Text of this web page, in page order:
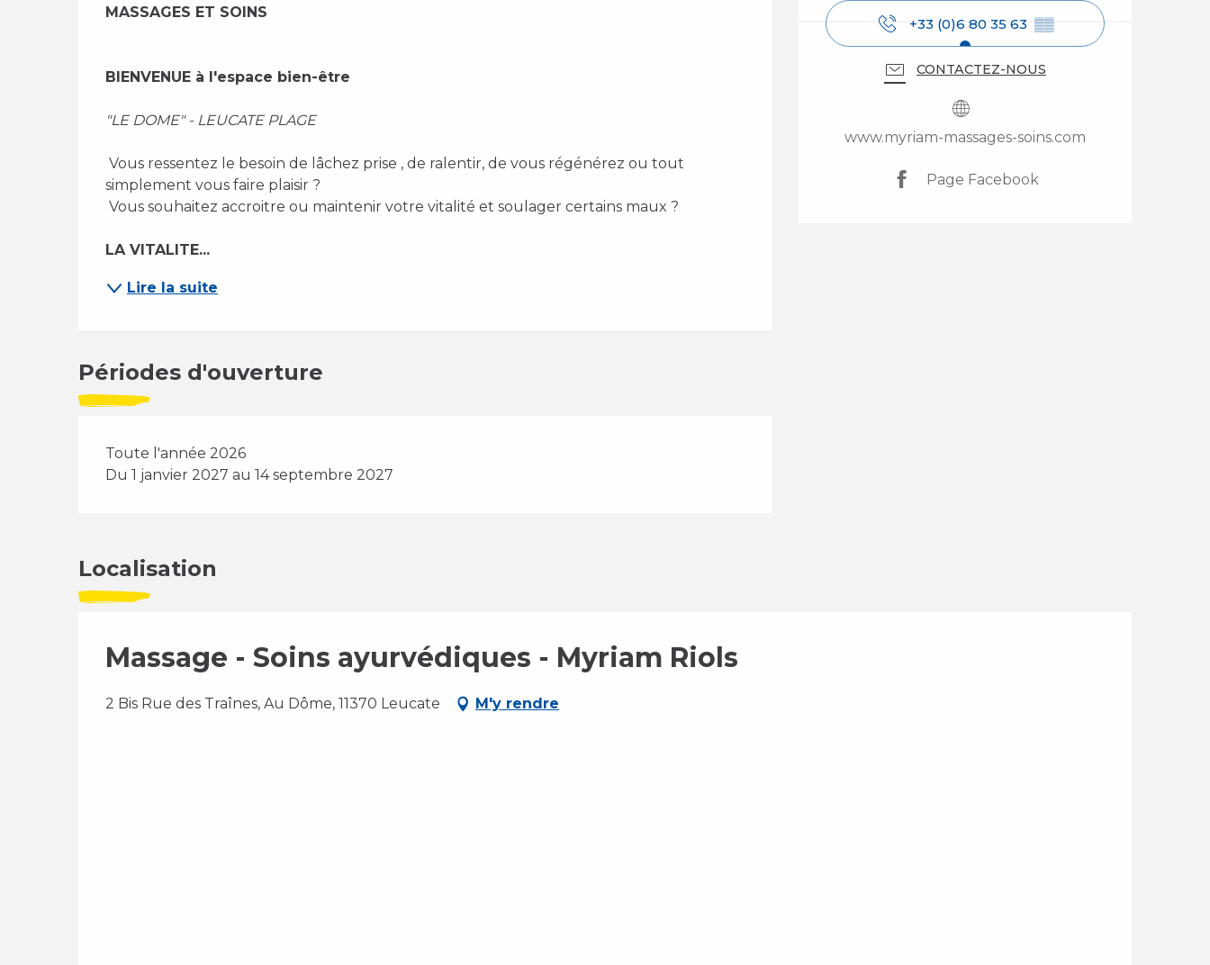
+33 (0)6 80 35 63 ▒▒
CONTACTEZ-NOUS
www.myriam-massages-soins.com
Page Facebook
MASSAGES ET SOINS
BIENVENUE à l'espace bien-être
"LE DOME" - LEUCATE PLAGE
Vous ressentez le besoin de lâchez prise , de ralentir, de vous régénérez ou tout
simplement vous faire plaisir ?
Vous souhaitez accroitre ou maintenir votre vitalité et soulager certains maux ?
LA VITALITE...
Lire la suite
Périodes d'ouverture
Toute l'année 2026
Du 1 janvier 2027 au 14 septembre 2027
Localisation
Massage - Soins ayurvédiques - Myriam Riols
2 Bis Rue des Traînes, Au Dôme, 11370 Leucate M'y rendre